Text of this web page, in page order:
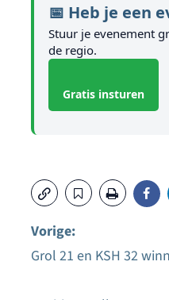
📅 Heb je een
Stuur je evenement
de regio.
Gratis insturen
Vorige:
Grol 21 en KSH 32